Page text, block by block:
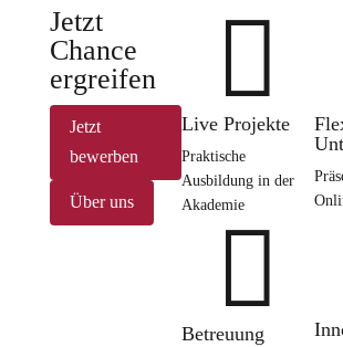
Jetzt
Chance
ergreifen
Jetzt
bewerben
Über uns

Live Projekte
Praktische
Ausbildung in der
Akademie

Betreuung